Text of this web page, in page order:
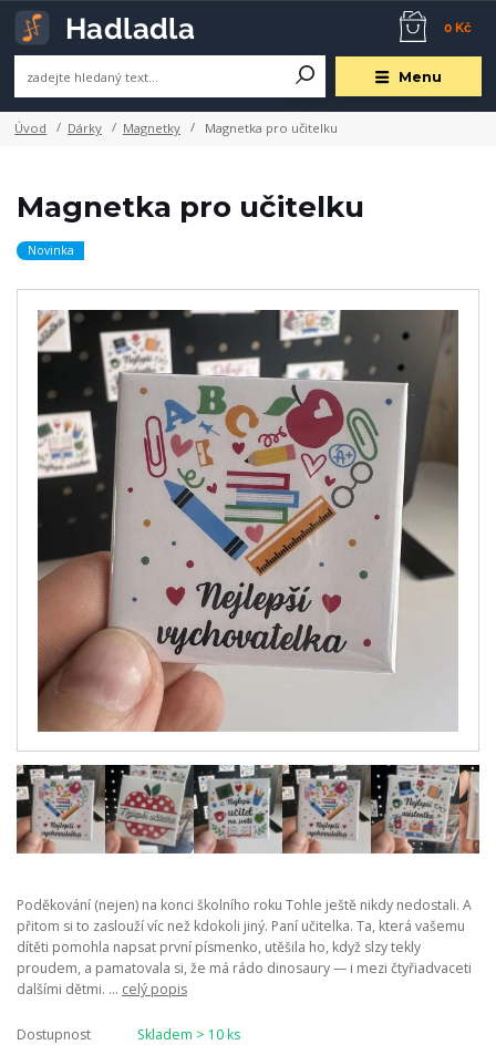
Menu
0 Kč
Úvod Dárky Magnetky Magnetka pro učitelku
Magnetka pro učitelku
Novinka
Poděkování (nejen) na konci školního roku Tohle ještě nikdy nedostali. A
přitom si to zaslouží víc než kdokoli jiný. Paní učitelka. Ta, která vašemu
dítěti pomohla napsat první písmenko, utěšila ho, když slzy tekly
proudem, a pamatovala si, že má rádo dinosaury — i mezi čtyřiadvaceti
dalšími dětmi. ... celý popis
Dostupnost
Skladem > 10 ks